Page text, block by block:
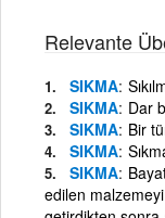
Relevante
SIKMA
SIKMA Dar
SIKMA Bir
SIKMA
SIKMA
edilen